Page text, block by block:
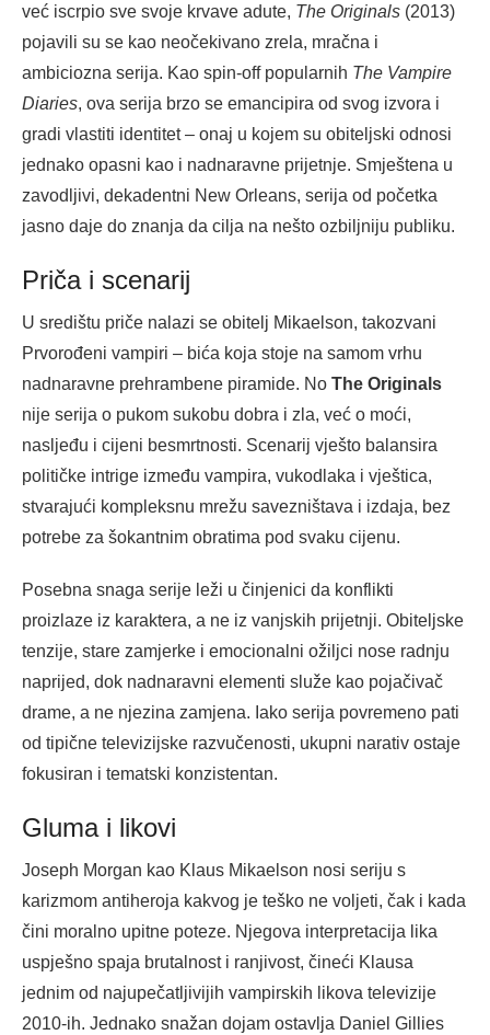
već iscrpio sve svoje krvave adute, The Originals (2013)
pojavili su se kao neočekivano zrela, mračna i
ambiciozna serija. Kao spin-off popularnih The Vampire
Diaries, ova serija brzo se emancipira od svog izvora i
gradi vlastiti identitet – onaj u kojem su obiteljski odnosi
jednako opasni kao i nadnaravne prijetnje. Smještena u
zavodljivi, dekadentni New Orleans, serija od početka
jasno daje do znanja da cilja na nešto ozbiljniju publiku.
Priča i scenarij
U središtu priče nalazi se obitelj Mikaelson, takozvani
Prvorođeni vampiri – bića koja stoje na samom vrhu
nadnaravne prehrambene piramide. No The Originals
nije serija o pukom sukobu dobra i zla, već o moći,
nasljeđu i cijeni besmrtnosti. Scenarij vješto balansira
političke intrige između vampira, vukodlaka i vještica,
stvarajući kompleksnu mrežu savezništava i izdaja, bez
potrebe za šokantnim obratima pod svaku cijenu.
Posebna snaga serije leži u činjenici da konflikti
proizlaze iz karaktera, a ne iz vanjskih prijetnji. Obiteljske
tenzije, stare zamjerke i emocionalni ožiljci nose radnju
naprijed, dok nadnaravni elementi služe kao pojačivač
drame, a ne njezina zamjena. Iako serija povremeno pati
od tipične televizijske razvučenosti, ukupni narativ ostaje
fokusiran i tematski konzistentan.
Gluma i likovi
Joseph Morgan kao Klaus Mikaelson nosi seriju s
karizmom antiheroja kakvog je teško ne voljeti, čak i kada
čini moralno upitne poteze. Njegova interpretacija lika
uspješno spaja brutalnost i ranjivost, čineći Klausa
jednim od najupečatljivijih vampirskih likova televizije
2010-ih. Jednako snažan dojam ostavlja Daniel Gillies